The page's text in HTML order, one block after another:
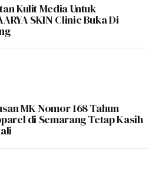
Kulit Media Untuk
SKIN Clinic Buka Di
MK Nomor 168 Tahun
di Semarang Tetap Kasih